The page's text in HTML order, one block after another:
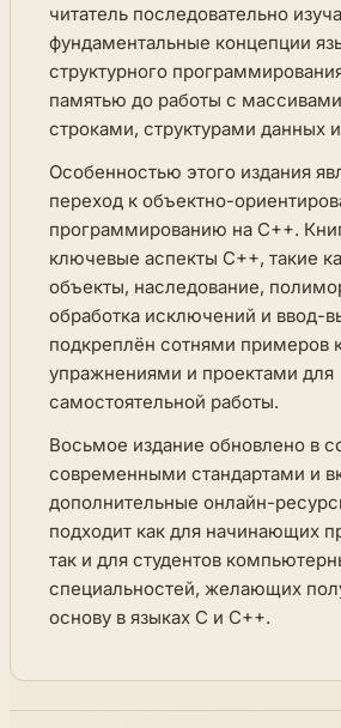
читатель последовательно
фундаментальные концепции
структурного
памятью до работы с
строками, структурами данных
Особенностью этого издания
переход к объектно-
программированию на C++.
ключевые аспекты C++, такие
объекты, наследование,
обработка исключений и ввод-
подкреплён сотнями примеров
упражнениями и проектами для
самостоятельной работы.
Восьмое издание обновлено в
современными стандартами и
дополнительные онлайн-
подходит как для начинающих
так и для студентов
специальностей, желающих
основу в языках C и C++.